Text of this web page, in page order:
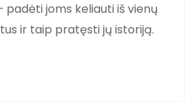
joms keliauti iš vienų
ir taip pratęsti jų istoriją.